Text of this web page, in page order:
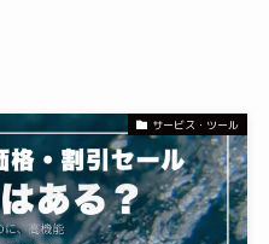
サービス・ツール